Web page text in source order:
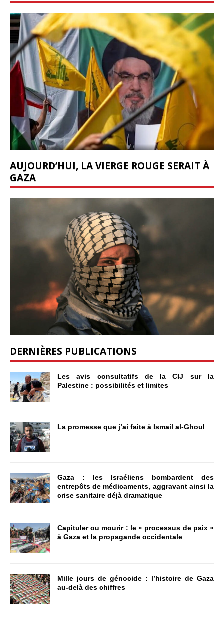
AUJOURD’HUI, LA VIERGE ROUGE SERAIT À
GAZA
DERNIÈRES PUBLICATIONS
Les avis consultatifs de la CIJ sur la
Palestine : possibilités et limites
La promesse que j’ai faite à Ismail al-Ghoul
Gaza : les Israéliens bombardent des
entrepôts de médicaments, aggravant ainsi la
crise sanitaire déjà dramatique
Capituler ou mourir : le « processus de paix »
à Gaza et la propagande occidentale
Mille jours de génocide : l’histoire de Gaza
au-delà des chiffres